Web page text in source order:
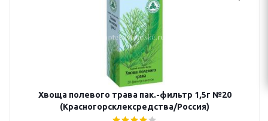
Хвоща полевого трава пак.-фильтр 1,5г №20
(Красногорсклексредства/Россия)